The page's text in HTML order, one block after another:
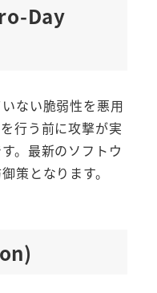
Day
ない脆弱性を悪用
行う前に攻撃が実
。最新のソフトウ
策となります。